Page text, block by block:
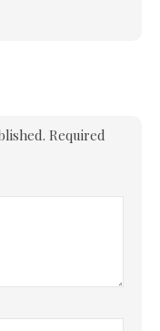
Required